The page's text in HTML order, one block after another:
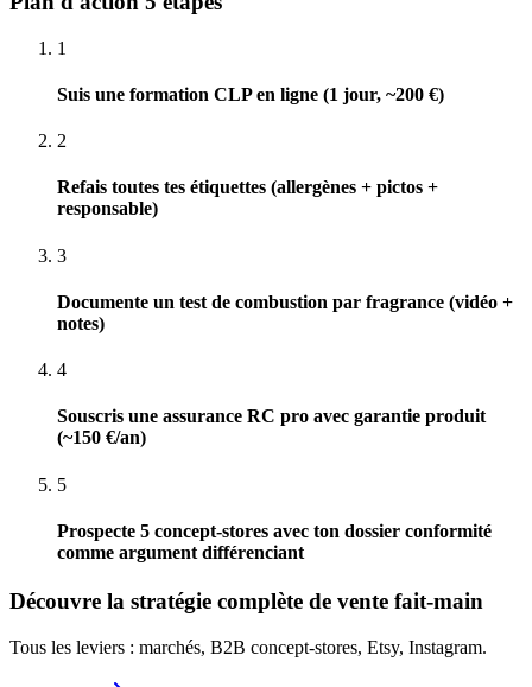
1
Suis une formation CLP en ligne (1 jour, ~200 €)
2
Refais toutes tes étiquettes (allergènes + pictos +
responsable)
3
Documente un test de combustion par fragrance (vidéo +
notes)
4
Souscris une assurance RC pro avec garantie produit
(~150 €/an)
5
Prospecte 5 concept-stores avec ton dossier conformité
comme argument différenciant
Découvre la stratégie complète de vente fait-main
Tous les leviers : marchés, B2B concept-stores, Etsy, Instagram.